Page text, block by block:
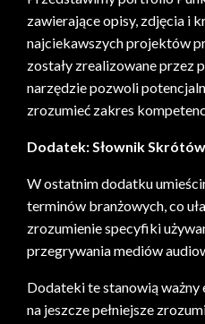
zawierające opisy, zdjęcia i
najciekawszych projektów
zostały zrealizowane przez
narzędzie pozwoli
zrozumieć zakres
Dodatek: Słownik
W ostatnim dodatku
terminów branżowych, co
zrozumienie specyfiki
przegrywania mediów
Dodateki te stanowią ważny
na jeszcze pełniejsze